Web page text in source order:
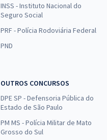
INSS - Instituto Nacional do
Seguro Social
PRF - Polícia Rodoviária Federal
PND
OUTROS CONCURSOS
DPE SP - Defensoria Pública do
Estado de São Paulo
PM MS - Polícia Militar de Mato
Grosso do Sul